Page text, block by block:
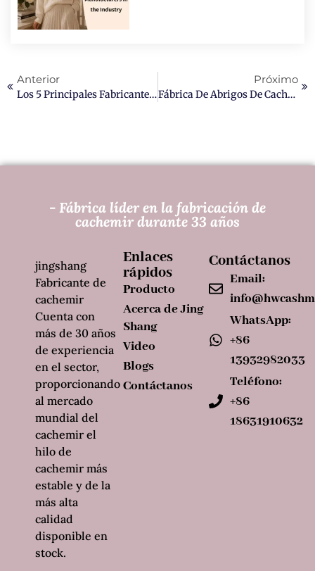
Anterior
Los 5 Principales Fabricantes De Bufandas De Cachemira Personalizadas En China.
Próximo
Fábrica De Abrigos De Cachemir A Medida Jingshang
- Fábrica líder en la fabricación de
cachemir durante 33 años
Enlaces
rápidos
Producto
Acerca de Jing
Shang
Video
Blogs
Contáctanos
Contáctanos
Email:
WhatsApp:
+86
13932982033
Teléfono:
+86
18631910632
jingshang
Fabricante de
cachemir
Cuenta con
más de 30 años
de experiencia
en el sector,
proporcionando
al mercado
mundial del
cachemir el
hilo de
cachemir más
estable y de la
más alta
calidad
disponible en
stock.